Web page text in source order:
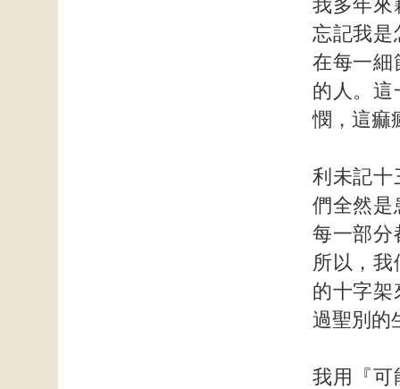
我多年來
忘記我是
在每一細
的人。這
憫，這痲
利未記十
們全然是
每一部分
所以，
的十字架
過聖別的
我用『可